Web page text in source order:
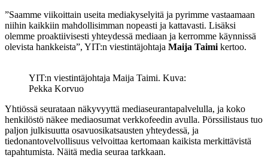
”Saamme viikoittain useita mediakyselyitä ja pyrimme vastaamaan
niihin kaikkiin mahdollisimman nopeasti ja kattavasti. Lisäksi
olemme proaktiivisesti yhteydessä mediaan ja kerromme käynnissä
olevista hankkeista”, YIT:n viestintäjohtaja Maija Taimi kertoo.
YIT:n viestintäjohtaja Maija Taimi. Kuva:
Pekka Korvuo
Yhtiössä seurataan näkyvyyttä mediaseurantapalvelulla, ja koko
henkilöstö näkee mediaosumat verkkofeedin avulla. Pörssilistaus tuo
paljon julkisuutta osavuosikatsausten yhteydessä, ja
tiedonantovelvollisuus velvoittaa kertomaan kaikista merkittävistä
tapahtumista. Näitä media seuraa tarkkaan.